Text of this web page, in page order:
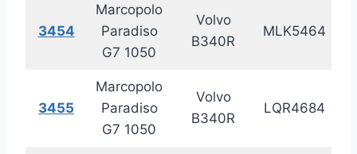
3454
Marcopolo
Paradiso
G7 1050
Volvo
B340R
MLK5464
3455
Marcopolo
Paradiso
G7 1050
Volvo
B340R
LQR4684